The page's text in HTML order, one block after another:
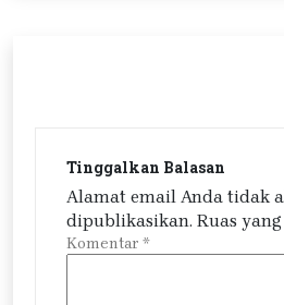
Tinggalkan Balasan
Alamat email Anda tidak
dipublikasikan. Ruas
Komentar *